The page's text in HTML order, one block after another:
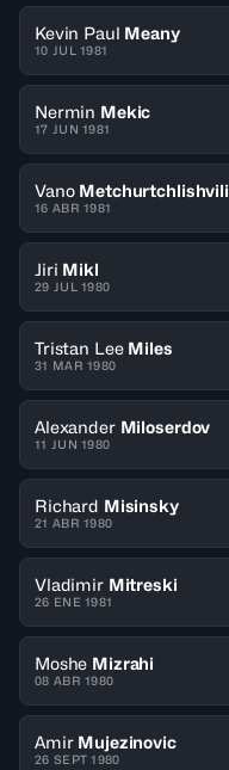
Kevin Paul Meany
10 JUL 1981
Nermin Mekic
17 JUN 1981
Vano Metchurtchlishvili
16 ABR 1981
Jiri Mikl
29 JUL 1980
Tristan Lee Miles
31 MAR 1980
Alexander Miloserdov
11 JUN 1980
Richard Misinsky
21 ABR 1980
Vladimir Mitreski
26 ENE 1981
Moshe Mizrahi
08 ABR 1980
Amir Mujezinovic
26 SEPT 1980